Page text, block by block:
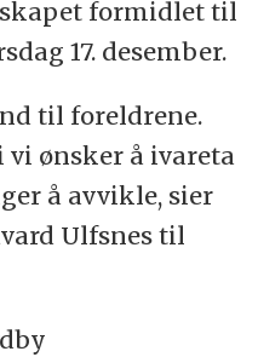
formidlet til
17. desember.
til foreldrene.
vi ønsker å ivareta
å avvikle, sier
Ulfsnes til